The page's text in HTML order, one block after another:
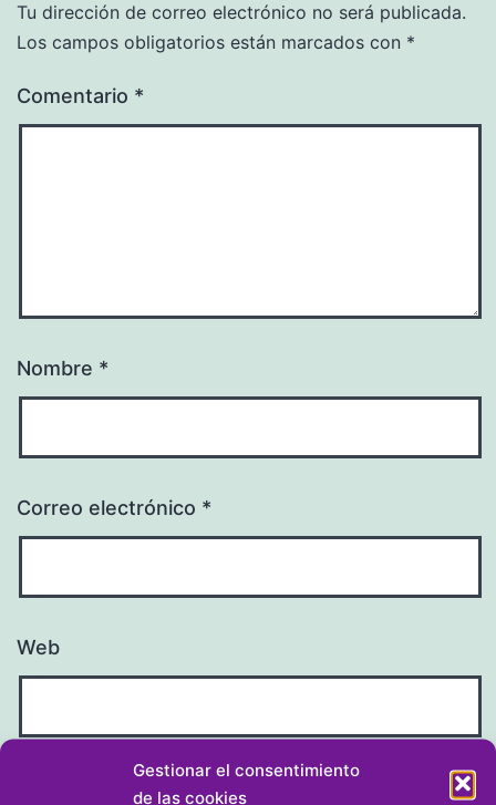
Gestionar el consentimiento
de las cookies
Tu dirección de correo electrónico no será publicada.
Los campos obligatorios están marcados con *
Comentario *
Nombre *
Correo electrónico *
Web